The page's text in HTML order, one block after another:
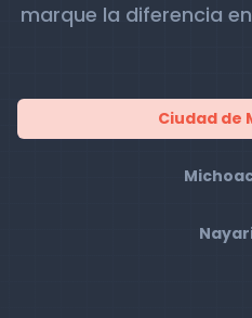
marque la diferencia
Ciudad de